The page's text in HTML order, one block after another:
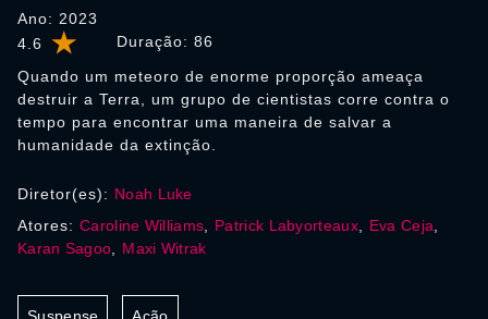
4.6 Duração: 86
Ano: 2023
Quando um meteoro de enorme proporção ameaça
destruir a Terra, um grupo de cientistas corre contra o
tempo para encontrar uma maneira de salvar a
humanidade da extinção.
Diretor(es): Noah Luke
Atores: Caroline Williams Patrick Labyorteaux, Eva Ceja
Karan Sagoo
Maxi Witrak